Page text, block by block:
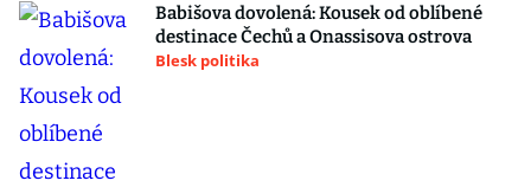
Babišova dovolená: Kousek od oblíbené
destinace Čechů a Onassisova ostrova
Blesk politika